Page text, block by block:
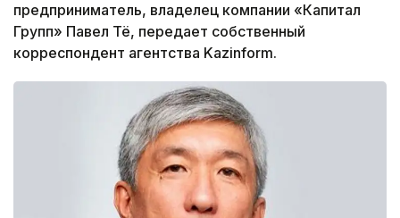
предприниматель, владелец компании «Капитал
Групп» Павел Тё, передает собственный
корреспондент агентства Kazinform.